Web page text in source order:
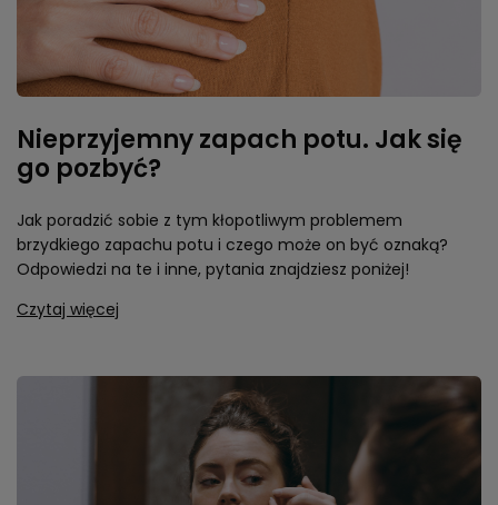
Nieprzyjemny zapach potu. Jak się
go pozbyć?
Jak poradzić sobie z tym kłopotliwym problemem
brzydkiego zapachu potu i czego może on być oznaką?
Odpowiedzi na te i inne, pytania znajdziesz poniżej!
Czytaj więcej